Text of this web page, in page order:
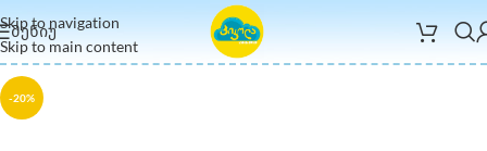
Skip to navigation
Skip to main content
ᲛᲔᲜᲘᲣ
-20%